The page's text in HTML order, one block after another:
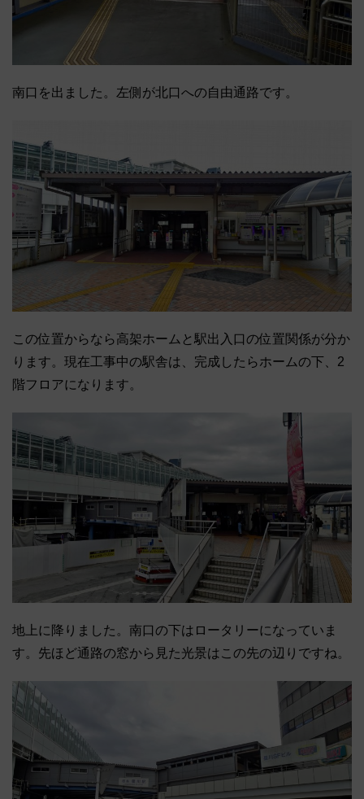
南口を出ました。左側が北口への自由通路です。
この位置からなら高架ホームと駅出入口の位置関係が分か
ります。現在工事中の駅舎は、完成したらホームの下、2
階フロアになります。
地上に降りました。南口の下はロータリーになっていま
す。先ほど通路の窓から見た光景はこの先の辺りですね。